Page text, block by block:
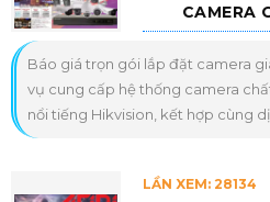
CAMERA
Báo giá trọn gói lắp đặt camera
vụ cung cấp hệ thống camera
nổi tiếng Hikvision, kết hợp cùng
LẦN XEM: 28134